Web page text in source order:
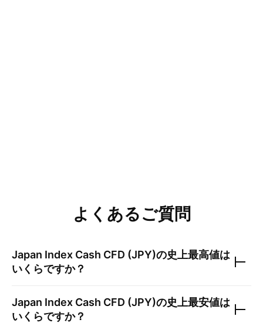
よくあるご質問
Japan Index Cash CFD (JPY)の史上最高値は
いくらですか？
Japan Index Cash CFD (JPY)の史上最安値は
いくらですか？